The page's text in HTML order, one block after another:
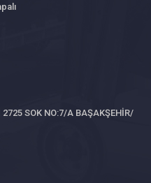
SOK NO:7/A BAŞAKŞEHİR/